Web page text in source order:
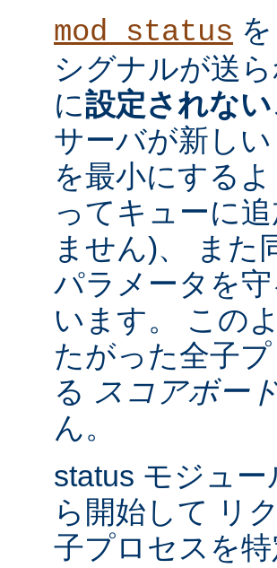
mod_status
シグナルが送
に設定されない
サーバが新し
を最小にする
ってキューに
ません)、 また
パラメータを
います。 この
たがった全子
る スコアボー
ん。
status モジュ
ら開始して リ
子プロセスを